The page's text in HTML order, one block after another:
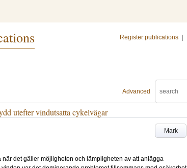
Register publications
Advanced
utefter vindutsatta cykelvägar
Mark
det gäller möjligheten och lämpligheten av att anlägga